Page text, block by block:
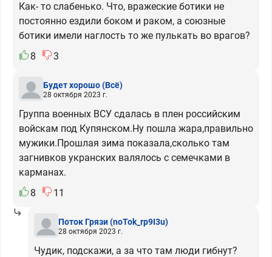
Как- то слабенько. Что, вражеские ботики не
постоянно ездили боком и раком, а союзные
ботики имели наглость то же пулькать во врагов?
8
3
Будет хорошо(Всё)
28 октября 2023 г.
Группа военных ВСУ сдалась в плен российским
войскам под Купянском.Ну пошла жара,правильно
мужики.Прошлая зима показала,сколько там
загнивков укранских валялось с семечками в
карманах.
8
11
Поток Грязи(noTok_rp9I3u)
28 октября 2023 г.
Чудик, подскажи, а за что там люди гибнут?